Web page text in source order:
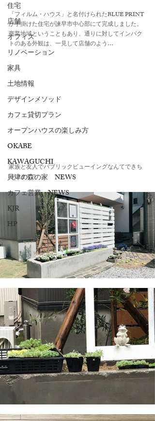
住宅
店舗
オフィス
リノベーション
家具
土地情報
デザインメソッド
カフェ貸切プラン
オープンハウスの楽しみ方
OKABE
KAWAGUCHI
貝津の森の家 NEWS
カフェ営業 NEWS
KJR
HP
「フィルム・ハウス」と名付けられたBLUE PRINT
が手掛けた住宅が諫早市中心部にて完成しました。
商業地域ということもあり、通りに対してインパク
トのある外観は、一見して店舗のよう…
家族と友人でパブリックビューイングなんてできち
ゃいます！